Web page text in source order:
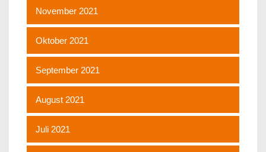
November 2021
Oktober 2021
September 2021
August 2021
Juli 2021